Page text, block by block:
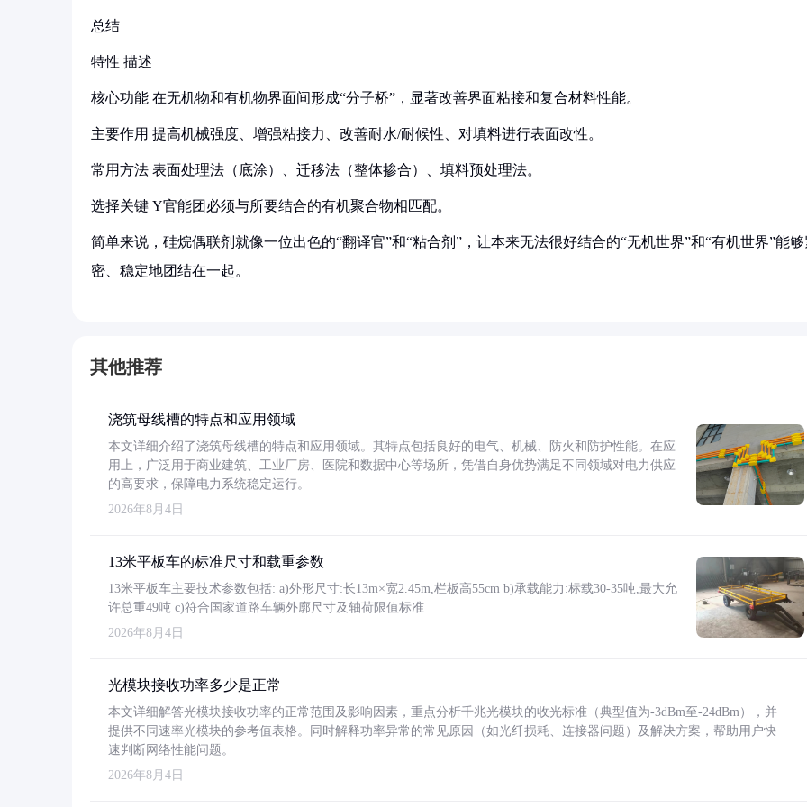
总结
特性 描述
核心功能 在无机物和有机物界面间形成“分子桥”，显著改善界面粘接和复合材料性能。
主要作用 提高机械强度、增强粘接力、改善耐水/耐候性、对填料进行表面改性。
常用方法 表面处理法（底涂）、迁移法（整体掺合）、填料预处理法。
选择关键 Y官能团必须与所要结合的有机聚合物相匹配。
简单来说，硅烷偶联剂就像一位出色的“翻译官”和“粘合剂”，让本来无法很好结合的“无机世界”和“有机世界”能
密、稳定地团结在一起。
其他推荐
浇筑母线槽的特点和应用领域
本文详细介绍了浇筑母线槽的特点和应用领域。其特点包括良好的电气、机械、防火和防护性能。在应
用上，广泛用于商业建筑、工业厂房、医院和数据中心等场所，凭借自身优势满足不同领域对电力供应
的高要求，保障电力系统稳定运行。
2026年8月4日
13米平板车的标准尺寸和载重参数
13米平板车主要技术参数包括: a)外形尺寸:长13m×宽2.45m,栏板高55cm b)承载能力:标载30-35吨,最大允
许总重49吨 c)符合国家道路车辆外廓尺寸及轴荷限值标准
2026年8月4日
光模块接收功率多少是正常
本文详细解答光模块接收功率的正常范围及影响因素，重点分析千兆光模块的收光标准（典型值为-3dBm至-24dBm），并
提供不同速率光模块的参考值表格。同时解释功率异常的常见原因（如光纤损耗、连接器问题）及解决方案，帮助用户快
速判断网络性能问题。
2026年8月4日